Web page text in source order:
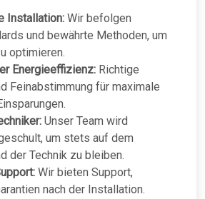
Installation: Wir befolgen
und bewährte Methoden, um
optimieren.
Energieeffizienz: Richtige
Feinabstimmung für maximale
Unser Team wird
um stets auf dem
der Technik zu bleiben.
Wir bieten Support,
nach der Installation.